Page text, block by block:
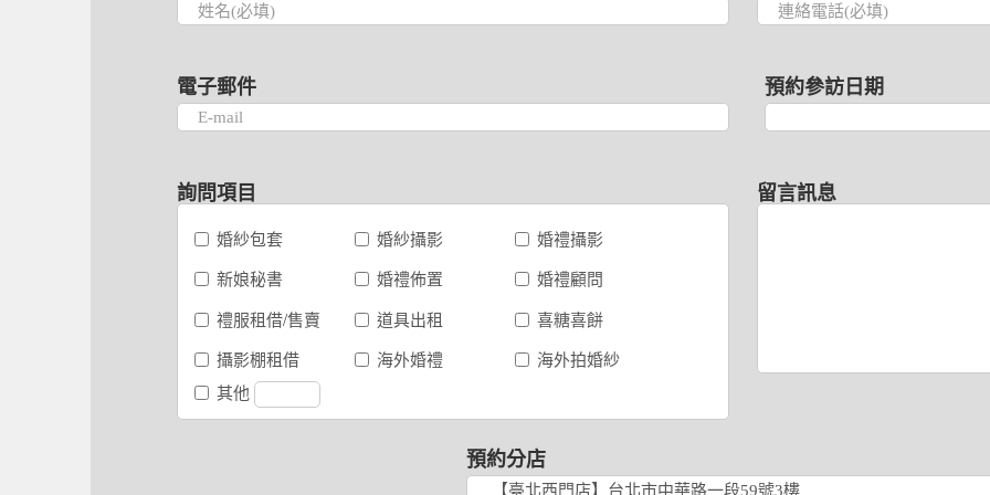
電子郵件 預約參訪日期
詢問項目
婚紗包套 婚紗攝影
婚禮攝影
新娘秘書
婚禮佈置
婚禮顧問
禮服租借/售賣
道具出租
喜糖喜餅
攝影棚租借
海外婚禮
海外拍婚紗
其他
留言訊息
預約分店